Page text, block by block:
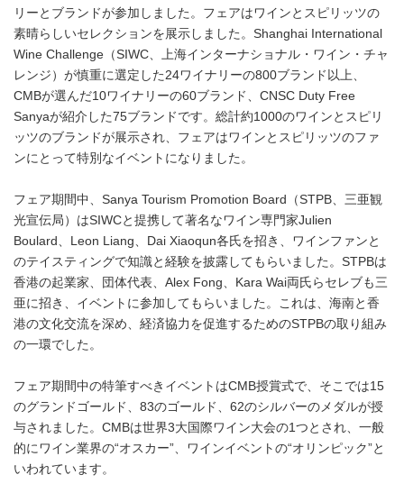
リーとブランドが参加しました。フェアはワインとスピリッツの
素晴らしいセレクションを展示しました。Shanghai International
Wine Challenge（SIWC、上海インターナショナル・ワイン・チャ
レンジ）が慎重に選定した24ワイナリーの800ブランド以上、
CMBが選んだ10ワイナリーの60ブランド、CNSC Duty Free
Sanyaが紹介した75ブランドです。総計約1000のワインとスピリ
ッツのブランドが展示され、フェアはワインとスピリッツのファ
ンにとって特別なイベントになりました。
フェア期間中、Sanya Tourism Promotion Board（STPB、三亜観
光宣伝局）はSIWCと提携して著名なワイン専門家Julien
Boulard、Leon Liang、Dai Xiaoqun各氏を招き、ワインファンと
のテイスティングで知識と経験を披露してもらいました。STPBは
香港の起業家、団体代表、Alex Fong、Kara Wai両氏らセレブも三
亜に招き、イベントに参加してもらいました。これは、海南と香
港の文化交流を深め、経済協力を促進するためのSTPBの取り組み
の一環でした。
フェア期間中の特筆すべきイベントはCMB授賞式で、そこでは15
のグランドゴールド、83のゴールド、62のシルバーのメダルが授
与されました。CMBは世界3大国際ワイン大会の1つとされ、一般
的にワイン業界の“オスカー”、ワインイベントの“オリンピック”と
いわれています。